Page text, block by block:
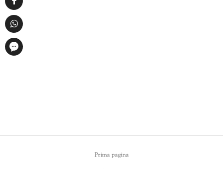
Prima pagina